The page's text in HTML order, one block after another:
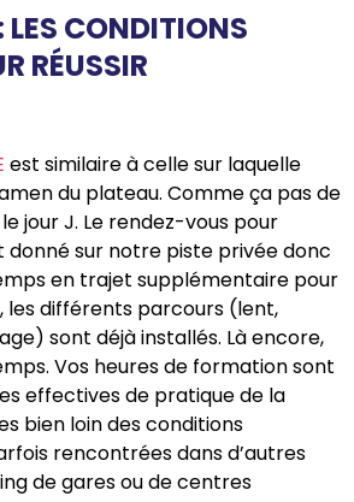
LES CONDITIONS
RÉUSSIR
est similaire à celle sur laquelle
du plateau. Comme ça pas de
jour J. Le rendez-vous pour
donné sur notre piste privée donc
en trajet supplémentaire pour
les différents parcours (lent,
sont déjà installés. Là encore,
Vos heures de formation sont
effectives de pratique de la
bien loin des conditions
rencontrées dans d’autres
de gares ou de centres